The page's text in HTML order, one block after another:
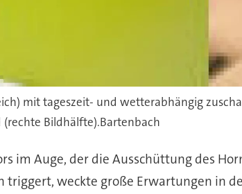
mit tageszeit- und wetterabhängig
Bildhälfte).Bartenbach
im Auge, der die Ausschüttung des
triggert, weckte große Erwartungen in